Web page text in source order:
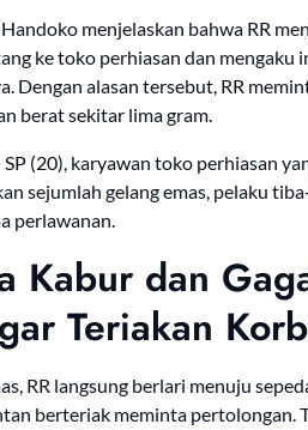
menjelaskan bahwa RR
ke toko perhiasan dan mengaku
Dengan alasan tersebut, RR
berat sekitar lima gram.
(20), karyawan toko perhiasan
sejumlah gelang emas, pelaku
perlawanan.
Kabur dan
Teriakan
RR langsung berlari menuju
berteriak meminta pertolongan.